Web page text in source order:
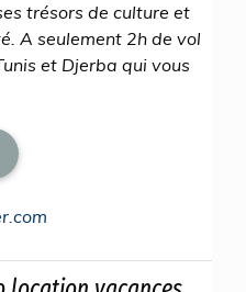
trésors de culture et
A seulement 2h de vol
et Djerba qui vous